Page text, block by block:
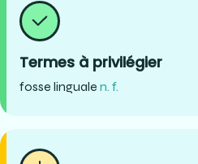
Termes à privilégier
fosse linguale n. f.